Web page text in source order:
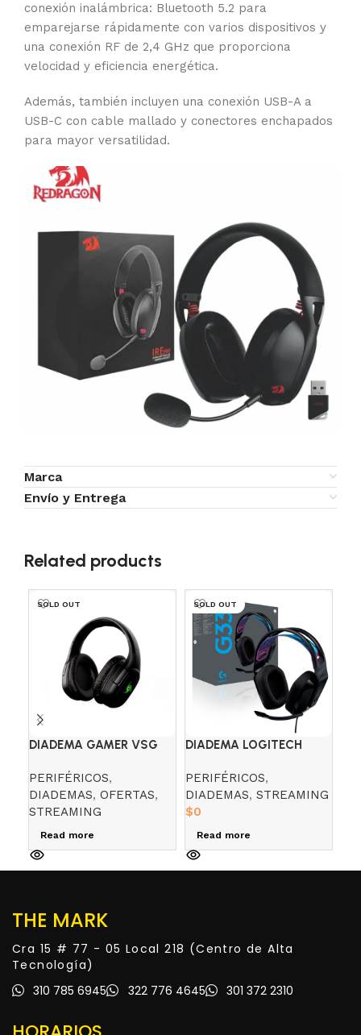
conexión inalámbrica: Bluetooth 5.2 para
emparejarse rápidamente con varios dispositivos y
una conexión RF de 2,4 GHz que proporciona
velocidad y eficiencia energética.
Además, también incluyen una conexión USB-A a
USB-C con cable mallado y conectores enchapados
para mayor versatilidad.
Marca
Envío y Entrega
Related products
SOLD OUT
DIADEMA GAMER VSG
PERIFÉRICOS,
DIADEMAS, OFERTAS,
STREAMING
Read more
SOLD OUT
DIADEMA LOGITECH
PERIFÉRICOS,
DIADEMAS, STREAMING
$0
Read more
THE MARK
Cra 15 # 77 - 05 Local 218 (Centro de Alta
Tecnología)
310 785 6945
322 776 4645 301 372 2310